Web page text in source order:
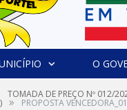
O
TOMADA DE PREÇO Nº
» PROPOSTA